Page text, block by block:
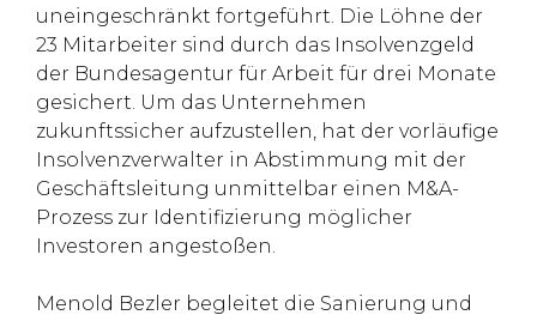
uneingeschränkt fortgeführt. Die Löhne der
23 Mitarbeiter sind durch das Insolvenzgeld
der Bundesagentur für Arbeit für drei Monate
gesichert. Um das Unternehmen
zukunftssicher aufzustellen, hat der vorläufige
Insolvenzverwalter in Abstimmung mit der
Geschäftsleitung unmittelbar einen M&A-
Prozess zur Identifizierung möglicher
Investoren angestoßen.
Menold Bezler begleitet die Sanierung und